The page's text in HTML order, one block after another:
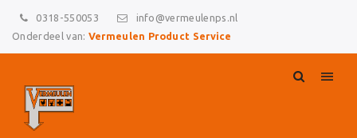
0318-550053
info@vermeulenps.nl
Onderdeel van: Vermeulen Product Service
Skip